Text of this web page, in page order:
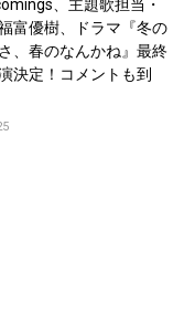
、主題歌担当・
富優樹、ドラマ『冬の
、春のなんかね』最終
決定！コメントも到